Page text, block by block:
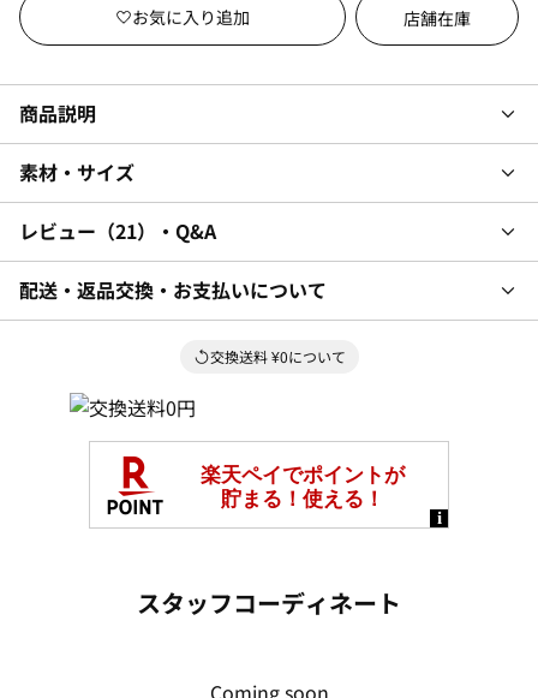
店舗在庫
商品説明
素材・サイズ
レビュー 21 ・Q&A
配送・返品交換・お支払いについて
交換送料 ¥0について
スタッフコーディネート
Coming soon